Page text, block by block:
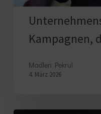
Kampagnen,
Madlen Pekrul
4. März 2026